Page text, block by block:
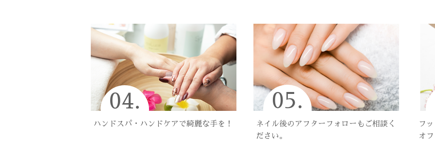
04.
ハンドスパ・ハンドケアで綺麗な手を！
05.
ネイル後のアフターフォローもご相談く
ださい。
フ
オ